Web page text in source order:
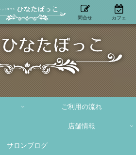
ご利用の流れ
店舗情報
サロンブログ
問合せ カフェ